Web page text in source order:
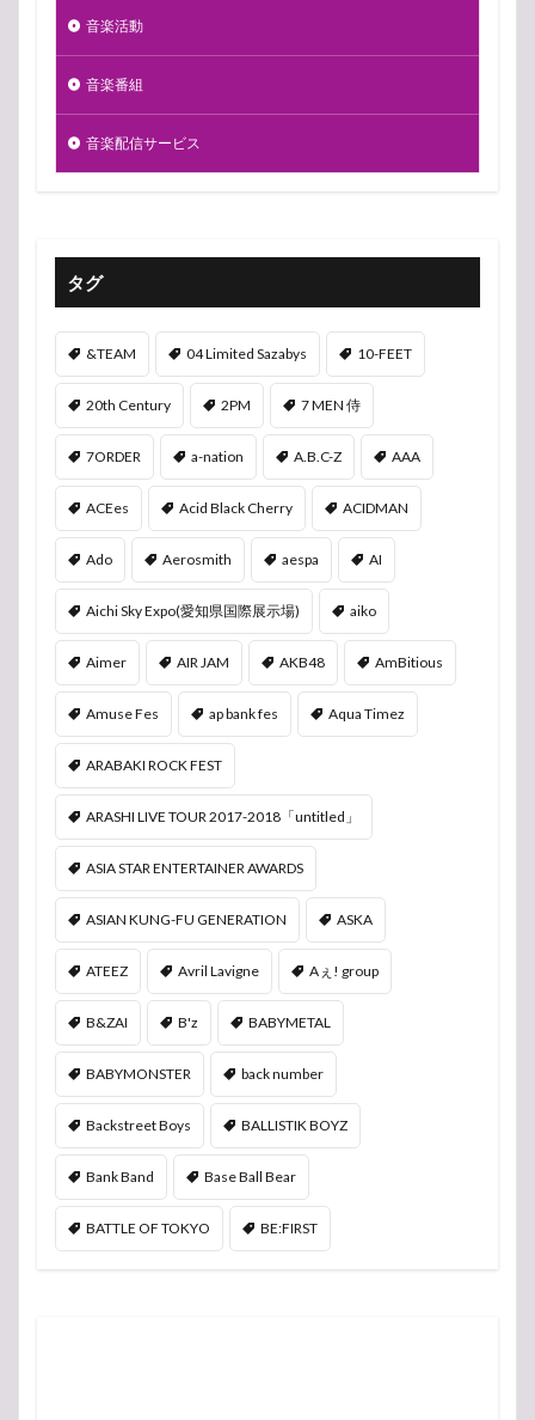
音楽活動
音楽番組
音楽配信サービス
タグ
&TEAM 04 Limited Sazabys 10-FEET
20th Century 2PM 7 MEN 侍
7ORDER a-nation A.B.C-Z AAA
ACEes Acid Black Cherry ACIDMAN
Ado Aerosmith aespa AI
Aichi Sky Expo(愛知県国際展示場) aiko
Aimer AIR JAM AKB48 AmBitious
Amuse Fes ap bank fes Aqua Timez
ARABAKI ROCK FEST
ARASHI LIVE TOUR 2017-2018「untitled」
ASIA STAR ENTERTAINER AWARDS
ASIAN KUNG-FU GENERATION ASKA
ATEEZ Avril Lavigne Aぇ! group
B&ZAI B'z BABYMETAL
BABYMONSTER back number
Backstreet Boys BALLISTIK BOYZ
Bank Band Base Ball Bear
BATTLE OF TOKYO BE:FIRST